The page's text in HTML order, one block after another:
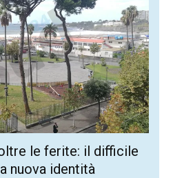
le ferite: il difficile
nuova identità